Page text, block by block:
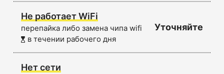
Не работает WiFi
перепайка либо замена чипа wifi
в течении рабочего дня
Уточняйте
Нет сети